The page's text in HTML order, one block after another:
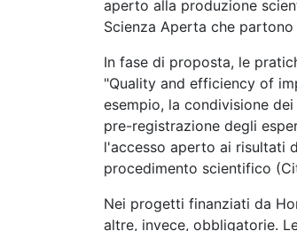
aperto alla produzione
Scienza Aperta che
In fase di proposta, le
"Quality and efficiency of
esempio, la condivisione
pre-registrazione degli
l'accesso aperto ai risultati
procedimento scientifico
Nei progetti finanziati da
altre, invece, obbligatorie.